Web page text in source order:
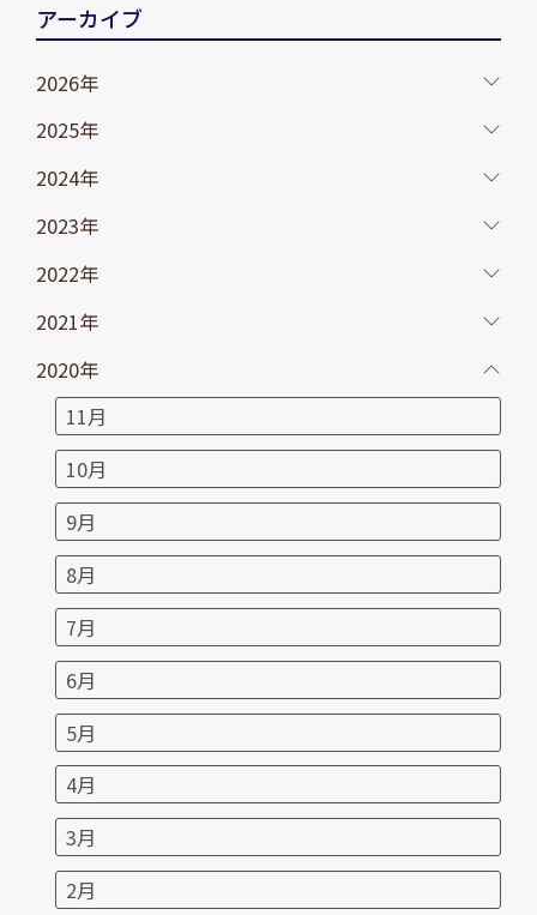
アーカイブ
2026年
2025年
2024年
2023年
2022年
2021年
2020年
11月
10月
9月
8月
7月
6月
5月
4月
3月
2月